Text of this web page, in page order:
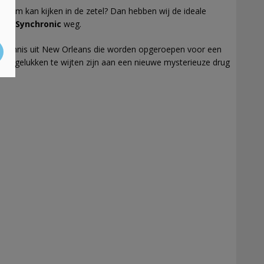
film kan kijken in de zetel? Dan hebben wij de ideale
Synchronic weg.
uit New Orleans die worden opgeroepen voor een
ongelukken te wijten zijn aan een nieuwe mysterieuze drug